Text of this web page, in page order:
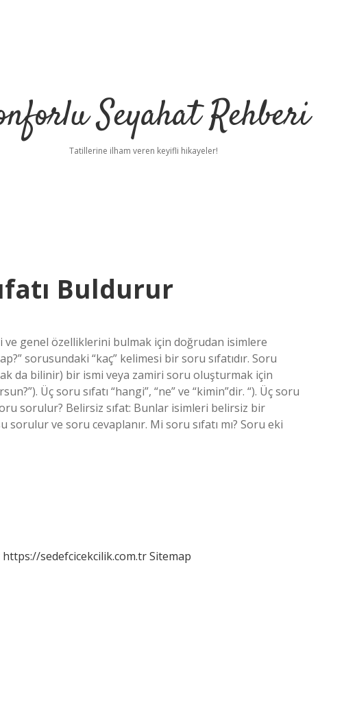
Seyahat Rehberi
Tatillerine ilham veren keyifli hikayeler!
Buldurur
ve genel özelliklerini bulmak için doğrudan isimlere
sorusundaki “kaç” kelimesi bir soru sıfatıdır. Soru
da bilinir) bir ismi veya zamiri soru oluşturmak için
Üç soru sıfatı “hangi”, “ne” ve “kimin”dir. “). Üç soru
sorulur? Belirsiz sıfat: Bunlar isimleri belirsiz bir
ve soru cevaplanır. Mi soru sıfatı mı? Soru eki
https://sedefcicekcilik.com.trSitemap